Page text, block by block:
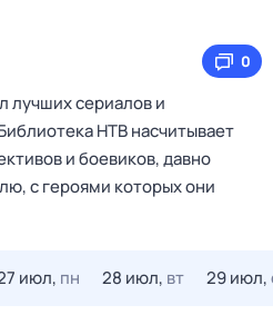
0
лучших сериалов и
НТВ насчитывает
и боевиков, давно
с героями которых они
июл, пн 28 июл, вт 29 июл,